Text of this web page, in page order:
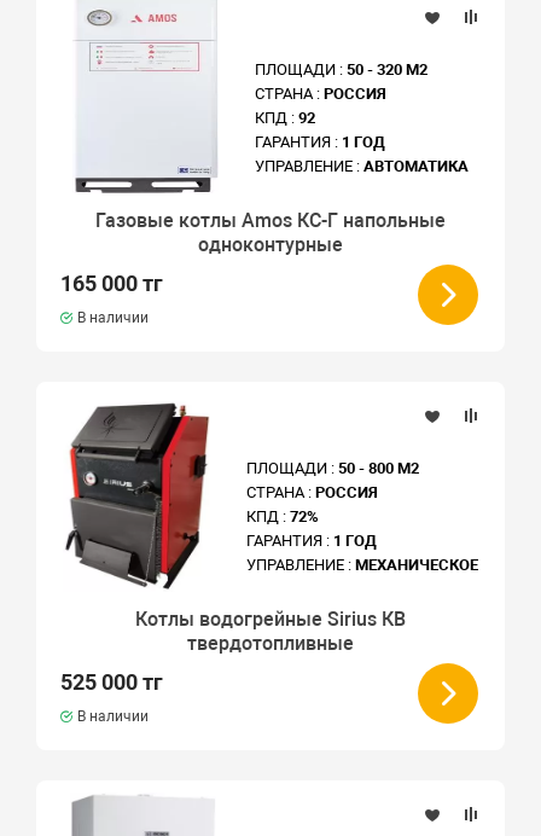
ПЛОЩАДИ :50 - 320 М2
СТРАНА :РОССИЯ
КПД :92
ГАРАНТИЯ : 1 ГОД
УПРАВЛЕНИЕ :АВТОМАТИКА
Газовые котлы Amos КС-Г напольные
одноконтурные
165 000 тг
В наличии
ПЛОЩАДИ : 50 - 800 М2
СТРАНА : РОССИЯ
КПД : 72%
ГАРАНТИЯ : 1 ГОД
УПРАВЛЕНИЕ : МЕХАНИЧЕСКОЕ
Котлы водогрейные Sirius КВ
твердотопливные
525 000 тг
В наличии